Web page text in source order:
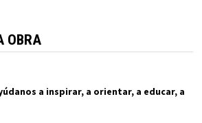
OBRA
a inspirar, a orientar, a educar, a